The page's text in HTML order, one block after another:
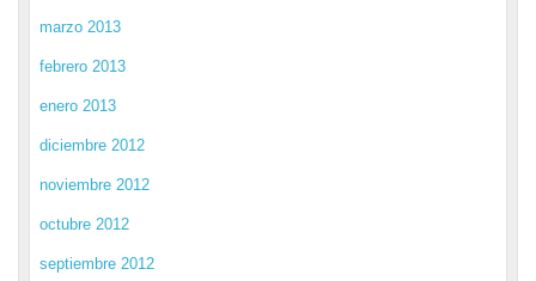
marzo 2013
febrero 2013
enero 2013
diciembre 2012
noviembre 2012
octubre 2012
septiembre 2012